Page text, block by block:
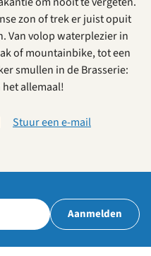
zon of trek er juist opuit
Van volop waterplezier in
of mountainbike, tot een
smullen in de Brasserie:
het allemaal!
Stuur een e-mail
Aanmelden